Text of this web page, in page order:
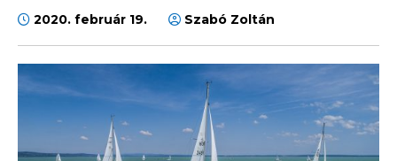
2020. február 19. Szabó Zoltán